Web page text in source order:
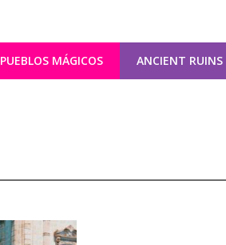
PUEBLOS MÁGICOS ANCIENT RUINS